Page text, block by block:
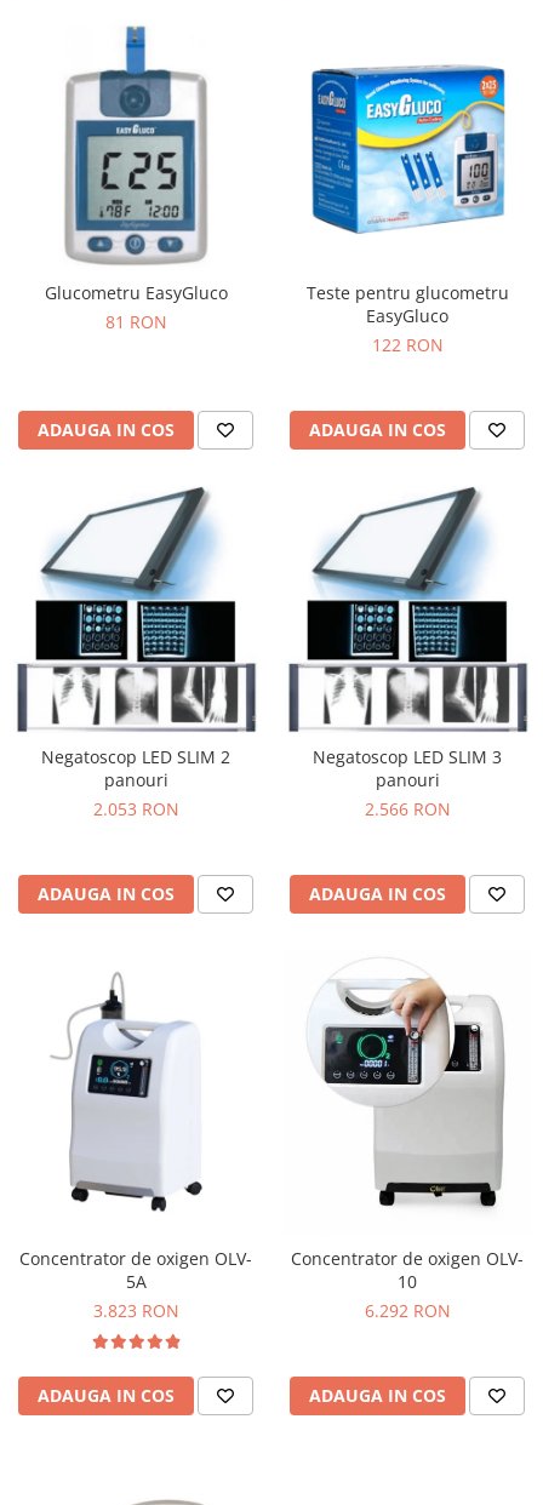
Glucometru EasyGluco
81 RON
ADAUGA IN COS
Teste pentru glucometru
EasyGluco
122 RON
ADAUGA IN COS
Negatoscop LED SLIM 2
panouri
2.053 RON
ADAUGA IN COS
Negatoscop LED SLIM 3
panouri
2.566 RON
ADAUGA IN COS
Concentrator de oxigen OLV-
5A
3.823 RON
ADAUGA IN COS
Concentrator de oxigen OLV-
10
6.292 RON
ADAUGA IN COS